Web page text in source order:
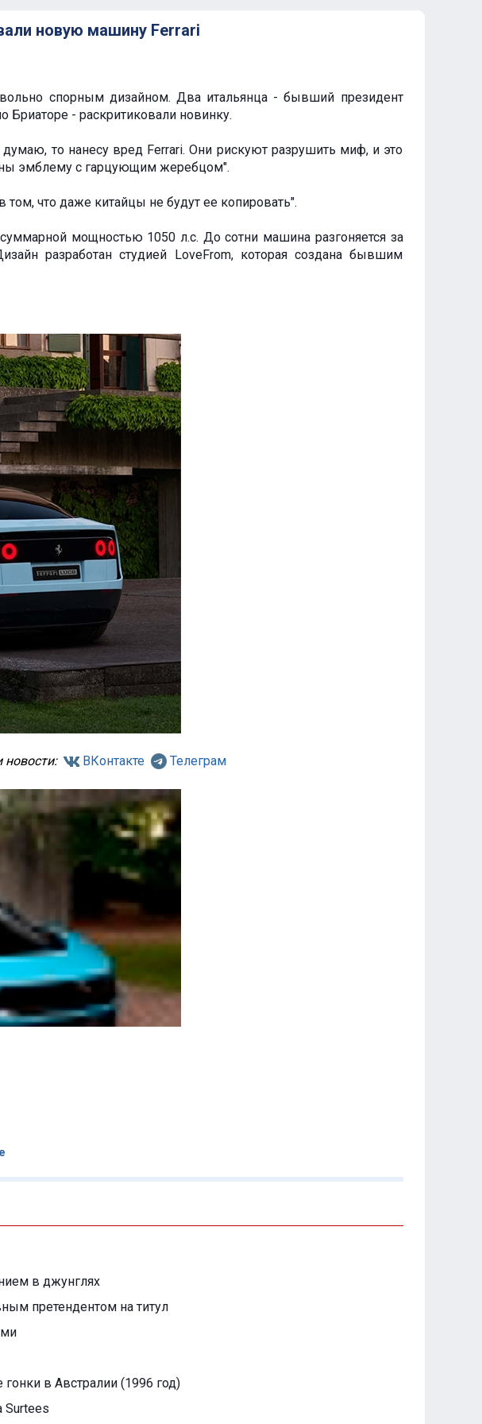
новую машину Ferrari
спорным дизайном. Два итальянца - бывший президент
- раскритиковали новинку.
то нанесу вред Ferrari. Они рискуют разрушить миф, и это
эмблему с гарцующим жеребцом".
что даже китайцы не будут ее копировать".
мощностью 1050 л.с. До сотни машина разгоняется за
разработан студией LoveFrom, которая создана бывшим
новости: ВКонтакте Телеграм
в джунглях
претендентом на титул
в Австралии (1996 год)
Surtees